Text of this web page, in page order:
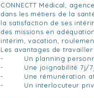
CONNECTT Médical,
dans les métiers de la
la satisfaction de ses
des missions en
intérim, vacation,
Les avantages de travailler
- Un planning
- Une joignabilité 7j/7j
- Une rémunération
- Un interlocuteur